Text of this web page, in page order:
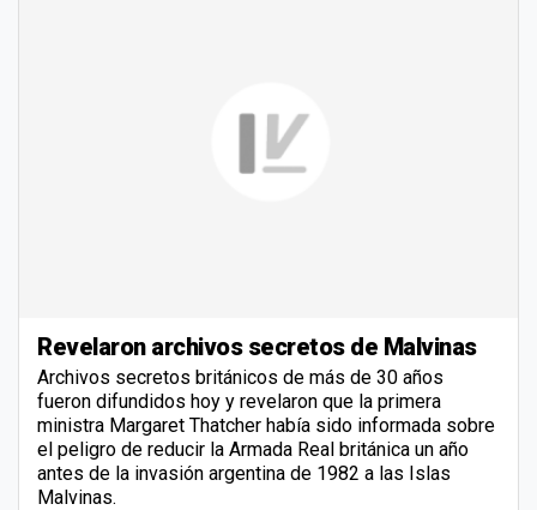
Revelaron archivos secretos de Malvinas
Archivos secretos británicos de más de 30 años
fueron difundidos hoy y revelaron que la primera
ministra Margaret Thatcher había sido informada sobre
el peligro de reducir la Armada Real británica un año
antes de la invasión argentina de 1982 a las Islas
Malvinas.